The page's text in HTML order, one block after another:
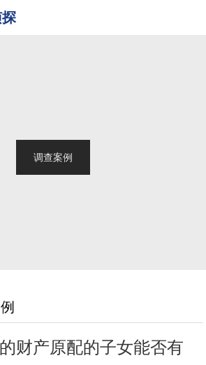
调查案例
财产原配的子女能否有